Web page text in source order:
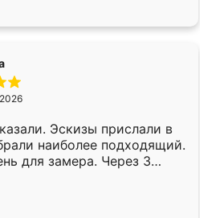
Эскизы прислали в
наиболее подходящий.
для замера. Через 3
уже готова. Остались
Спасибо Ренессанс
работу!